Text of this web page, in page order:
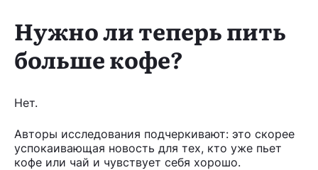
Нужно ли теперь пить
больше кофе?
Нет.
Авторы исследования подчеркивают: это скорее
успокаивающая новость для тех, кто уже пьет
кофе или чай и чувствует себя хорошо.